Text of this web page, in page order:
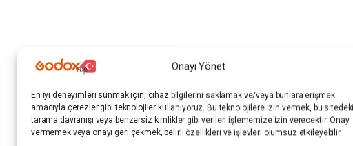
Onayı Yönet
En iyi deneyimleri sunmak için, cihaz bilgilerini saklamak ve/veya bunlara erişmek
amacıyla çerezler gibi teknolojiler kullanıyoruz. Bu teknolojilere izin vermek, bu
tarama davranışı veya benzersiz kimlikler gibi verileri işlememize izin verecektir. Onay
vermemek veya onayı geri çekmek, belirli özellikleri ve işlevleri olumsuz etkileyebilir.